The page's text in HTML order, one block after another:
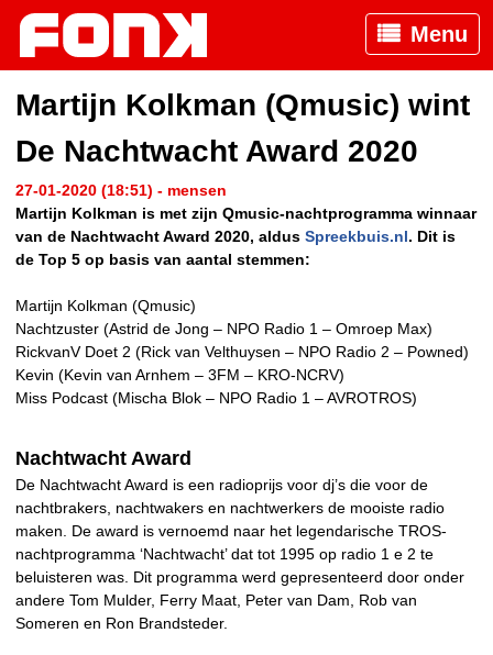
Menu
Martijn Kolkman (Qmusic) wint
De Nachtwacht Award 2020
27-01-2020 (18:51) - mensen
Martijn Kolkman is met zijn Qmusic-nachtprogramma winnaar
van de Nachtwacht Award 2020, aldus Spreekbuis.nl. Dit is
de Top 5 op basis van aantal stemmen:
Martijn Kolkman (Qmusic)
Nachtzuster (Astrid de Jong – NPO Radio 1 – Omroep Max)
RickvanV Doet 2 (Rick van Velthuysen – NPO Radio 2 – Powned)
Kevin (Kevin van Arnhem – 3FM – KRO-NCRV)
Miss Podcast (Mischa Blok – NPO Radio 1 – AVROTROS)
Nachtwacht Award
De Nachtwacht Award is een radioprijs voor dj’s die voor de
nachtbrakers, nachtwakers en nachtwerkers de mooiste radio
maken. De award is vernoemd naar het legendarische TROS-
nachtprogramma ‘Nachtwacht’ dat tot 1995 op radio 1 e 2 te
beluisteren was. Dit programma werd gepresenteerd door onder
andere Tom Mulder, Ferry Maat, Peter van Dam, Rob van
Someren en Ron Brandsteder.